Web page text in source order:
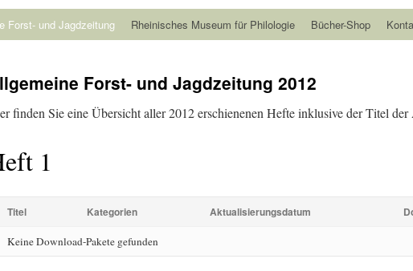
Forst- und Jagdzeitung Rheinisches Museum für Philologie Bücher-Shop
Forst- und Jagdzeitung 2012
finden Sie eine Übersicht aller 2012 erschienenen Hefte inklusive der Titel der
1
Titel Kategorien Aktualisierungsdatum
Keine Download-Pakete gefunden